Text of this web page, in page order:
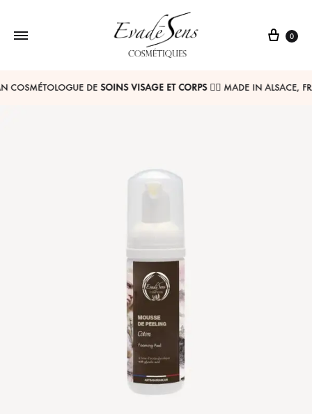
Cosmétiques
vous
monde
0
COSMÉTOLOGUE DE SOINS VISAGE ET CORPS💆‍♀ MADE IN ALSACE,